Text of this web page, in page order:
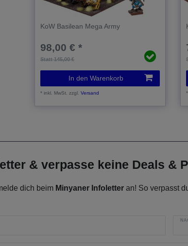
KoW Basilean Mega Army
Statt 145,00 €
98,00 € *
In den Warenkorb
*inkl. MwSt. zzgl.Versand
& verpasse keine Deals &
dich beim Minyaner Infoletter an! So verpasst